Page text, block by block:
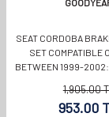
SEAT CORDOBA
SET COMPATIBLE
BETWEEN 1999-
1,905.00
953.00